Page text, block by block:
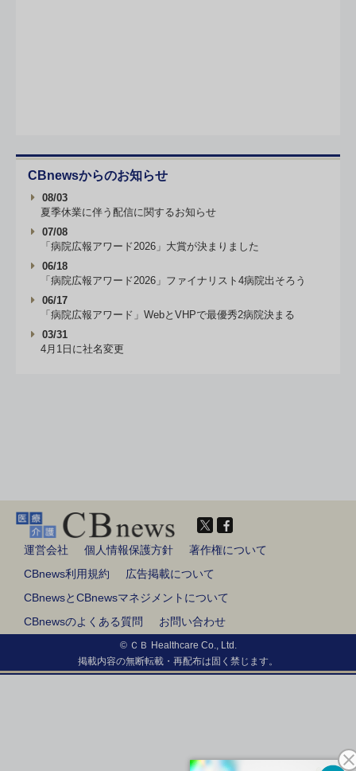
CBnewsからのお知らせ
08/03
夏季休業に伴う配信に関するお知らせ
07/08
「病院広報アワード2026」大賞が決まりました
06/18
「病院広報アワード2026」ファイナリスト4病院出そろう
06/17
「病院広報アワード」WebとVHPで最優秀2病院決まる
03/31
4月1日に社名変更
運営会社 個人情報保護方針
著作権について
CBnews利用規約
広告掲載について
CBnewsとCBnewsマネジメントについて
CBnewsのよくある質問
お問い合わせ
© ＣＢ Healthcare Co., Ltd.
掲載内容の無断転載・再配布は固く禁じます。